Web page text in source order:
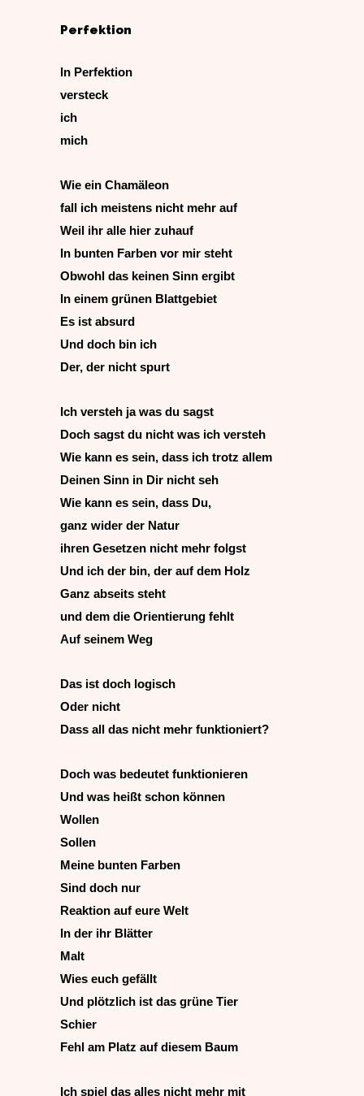
Perfektion
In Perfektion
versteck
ich
mich
Wie ein Chamäleon
fall ich meistens nicht mehr auf
Weil ihr alle hier zuhauf
In bunten Farben vor mir steht
Obwohl das keinen Sinn ergibt
In einem grünen Blattgebiet
Es ist absurd
Und doch bin ich
Der, der nicht spurt
Ich versteh ja was du sagst
Doch sagst du nicht was ich versteh
Wie kann es sein, dass ich trotz allem
Deinen Sinn in Dir nicht seh
Wie kann es sein, dass Du,
ganz wider der Natur
ihren Gesetzen nicht mehr folgst
Und ich der bin, der auf dem Holz
Ganz abseits steht
und dem die Orientierung fehlt
Auf seinem Weg
Das ist doch logisch
Oder nicht
Dass all das nicht mehr funktioniert?
Doch was bedeutet funktionieren
Und was heißt schon können
Wollen
Sollen
Meine bunten Farben
Sind doch nur
Reaktion auf eure Welt
In der ihr Blätter
Malt
Wies euch gefällt
Und plötzlich ist das grüne Tier
Schier
Fehl am Platz auf diesem Baum
Ich spiel das alles nicht mehr mit